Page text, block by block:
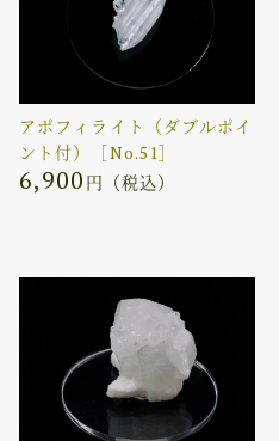
アポフィライト（ダブルポイ
ント付）［No.51］
6,900 円（税込）